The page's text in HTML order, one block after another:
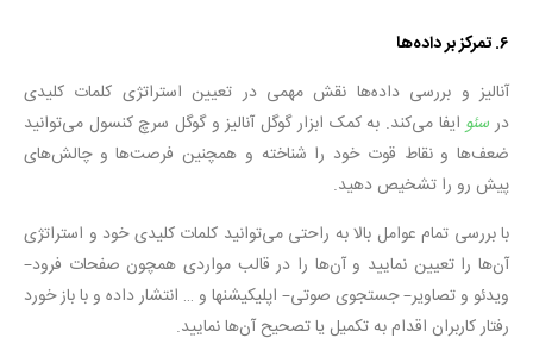
۶. تمرکز بر داده‌ها
آنالیز و بررسی داده‌ها نقش مهمی در تعیین استراتژی کلمات کلیدی
درسئوایفا می‌کند. به کمک ابزار گوگل آنالیز و گوگل سرچ کنسول می‌توانید
ضعف‌ها و نقاط قوت خود را شناخته و همچنین فرصت‌ها و چالش‌های
پیش رو را تشخیص دهید.
با بررسی تمام عوامل بالا به راحتی می‌توانید کلمات کلیدی خود و استراتژی
آن‌ها را تعیین نمایید و آن‌ها را در قالب مواردی همچون صفحات فرود–
ویدئو و تصاویر– جستجوی صوتی– اپلیکیشن‎ها و … انتشار داده و با باز خورد
رفتار کاربران اقدام به تکمیل یا تصحیح آن‌ها نمایید.